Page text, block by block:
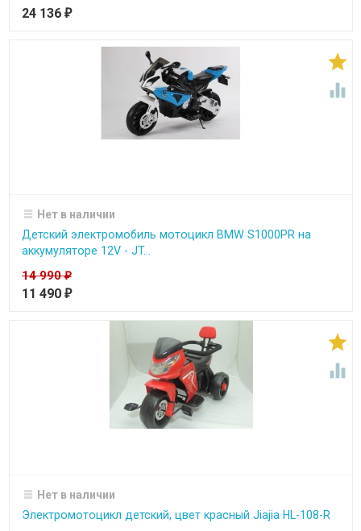
24 136 ₽


Нет в наличии
Детский электромобиль мотоцикл BMW S1000PR на
аккумуляторе 12V - JT...
14 990₽
11 490 ₽


Нет в наличии
Электромотоцикл детский, цвет красный Jiajia HL-108-R